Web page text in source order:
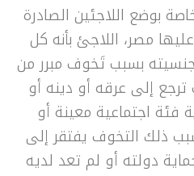
بوضع اللاجئين الصادرة
عليها مصر، اللاجئ بأنه كل
بسبب تَخوف مبرر من
إلى عرقه أو دينه أو
فئة اجتماعية معينة أو
ذلك التخوف يفتقر إلى
دولته أو لم تعد لديه